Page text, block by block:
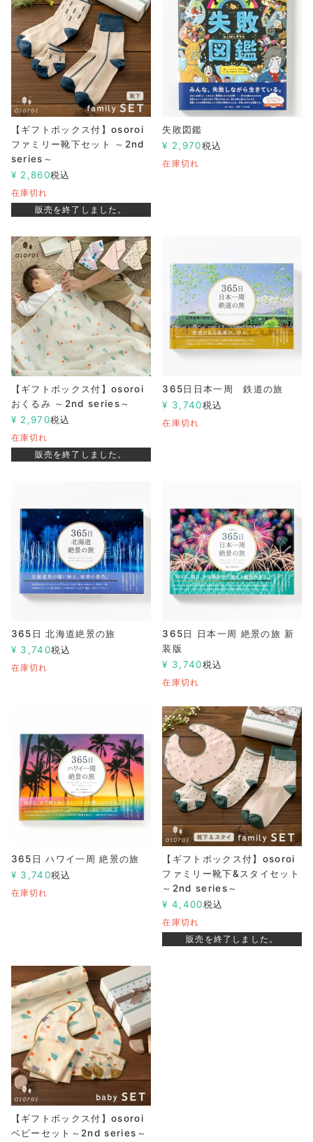
【ギフトボックス付】osoroi
ファミリー靴下セット ～2nd
series～
¥ 2,860税込
在庫切れ
販売を終了しました。
失敗図鑑
¥ 2,970税込
在庫切れ
【ギフトボックス付】osoroi
おくるみ ～2nd series～
¥ 2,970税込
在庫切れ
販売を終了しました。
365日日本一周 鉄道の旅
¥ 3,740税込
在庫切れ
365日 北海道絶景の旅
¥ 3,740税込
在庫切れ
365日 日本一周 絶景の旅 新
装版
¥ 3,740税込
在庫切れ
365日 ハワイ一周 絶景の旅
¥ 3,740税込
在庫切れ
【ギフトボックス付】osoroi
ファミリー靴下&スタイセット
～2nd series～
¥ 4,400税込
在庫切れ
販売を終了しました。
【ギフトボックス付】osoroi
ベビーセット～2nd series～